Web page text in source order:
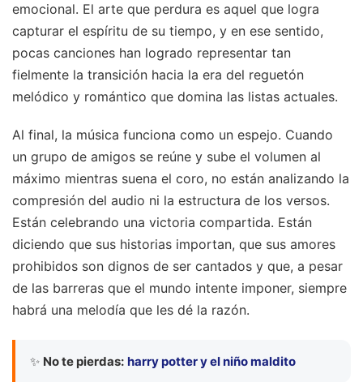
emocional. El arte que perdura es aquel que logra
capturar el espíritu de su tiempo, y en ese sentido,
pocas canciones han logrado representar tan
fielmente la transición hacia la era del reguetón
melódico y romántico que domina las listas actuales.
Al final, la música funciona como un espejo. Cuando
un grupo de amigos se reúne y sube el volumen al
máximo mientras suena el coro, no están analizando la
compresión del audio ni la estructura de los versos.
Están celebrando una victoria compartida. Están
diciendo que sus historias importan, que sus amores
prohibidos son dignos de ser cantados y que, a pesar
de las barreras que el mundo intente imponer, siempre
habrá una melodía que les dé la razón.
✨ No te pierdas: harry potter y el niño maldito